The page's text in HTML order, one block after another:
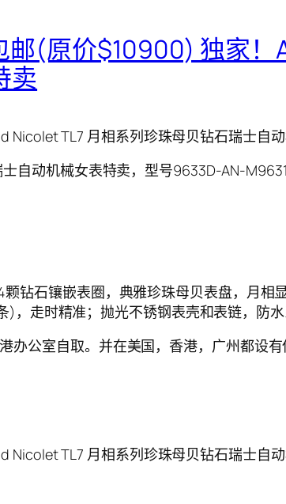
(原价$10900) 独家！
卖
TL7 月相系列珍珠母贝钻石瑞士自
自动机械女表特卖，型号9633D-AN-
钻石镶嵌表圈，典雅珍珠母贝表盘，月相
走时精准；抛光不锈钢表壳和表链，防水
公室自取。并在美国，香港，广州都设
TL7 月相系列珍珠母贝钻石瑞士自